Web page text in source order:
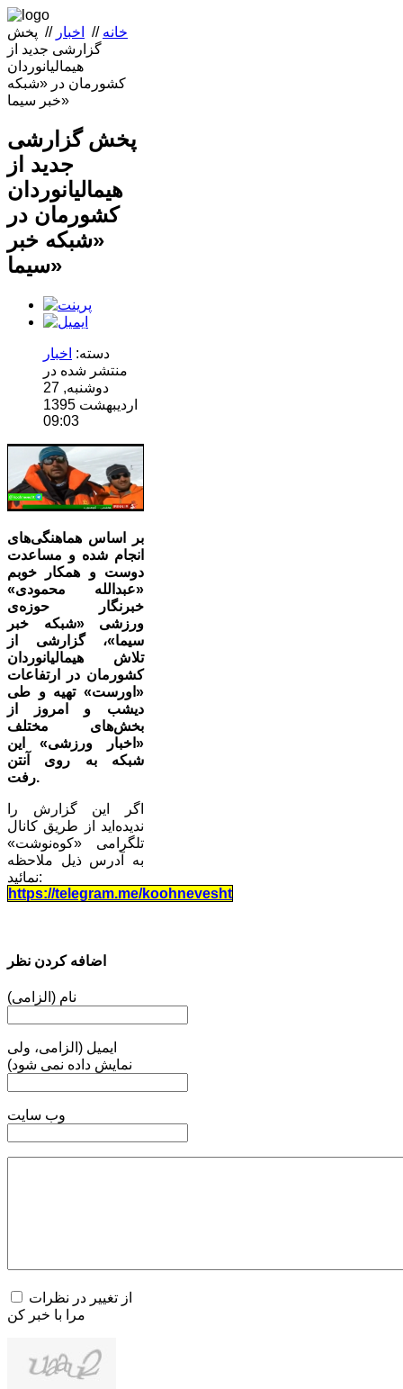
خانه // اخبار // پخش
گزارشی جدید از
هیمالیانوردان
کشورمان در «شبکه
خبر سیما»
پخش گزارشی
جدید از
هیمالیانوردان
کشورمان در
«شبکه خبر
سیما»
دسته: اخبار
منتشر شده در
دوشنبه, 27
ارديبهشت 1395
09:03
بر اساس هماهنگی‌های
انجام شده و مساعدت
دوست و همکار خوبم
«عبدالله محمودی»
خبرنگار حوزه‌ی
ورزشی «شبکه خبر
سیما»، گزارشی از
تلاش هیمالیانوردان
کشورمان در ارتفاعات
«اورست» تهیه و طی
دیشب و امروز از
بخش‌های مختلف
«اخبار ورزشی» این
شبکه به روی آنتن
رفت.
اگر این گزارش را
ندیده‌اید از طریق کانال
تلگرامی «کوه‌نوشت»
به آدرس ذیل ملاحظه
نمائید:
https://telegram.me/koohnevesht
اضافه کردن نظر
نام (الزامی)
ایمیل (الزامی، ولی
نمایش داده نمی شود)
وب سایت
از تغییر در نظرات
مرا با خبر کن